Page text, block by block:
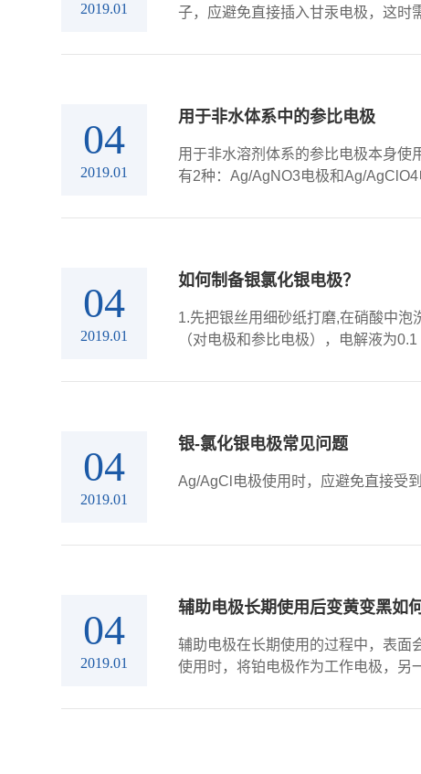
2019.01
子，应避免直接插入甘汞电极，这时
04
2019.01
用于非水体系中的参比电极
用于非水溶剂体系的参比电极本身使
有2种：Ag/AgNO3电极和Ag/AgClO4
04
2019.01
如何制备银氯化银电极？
1.先把银丝用细砂纸打磨,在硝酸中
（对电极和参比电极），电解液为
04
2019.01
银-氯化银电极常见问题
Ag/AgCl电极使用时，应避免直接受
04
2019.01
辅助电极长期使用后变黄变黑如
辅助电极在长期使用的过程中，表面
使用时，将铂电极作为工作电极，另